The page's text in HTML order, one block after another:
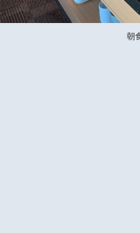
朝